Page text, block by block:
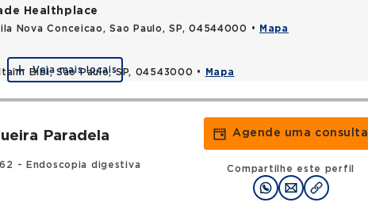
Healthplace
Nova Conceicao, Sao Paulo, SP, 04544000 • Mapa
Bibi, Sao Paulo, SP, 04543000 • Mapa
Veja mais locais
Paradela
- Endoscopia digestiva
Agende uma consulta
Compartilhe este perfil